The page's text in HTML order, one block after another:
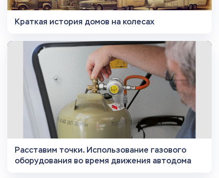
Краткая история домов на колесах
Расставим точки. Использование газового
оборудования во время движения автодома